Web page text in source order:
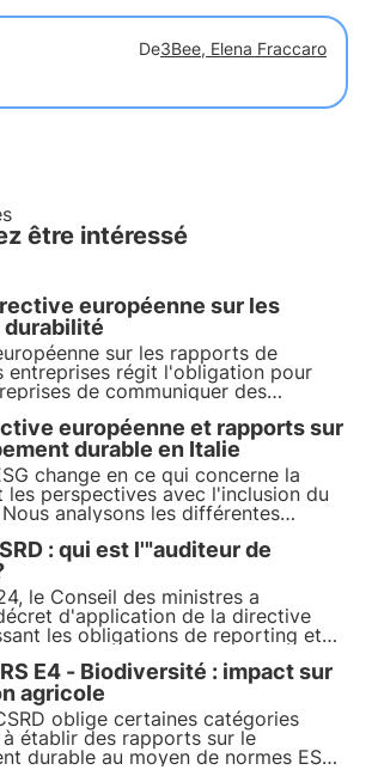
De3Bee, Elena Fraccaro
être intéressé
européenne sur les
durabilité
sur les rapports de
entreprises régit l'obligation pour
de communiquer des
financières par le biais de la
rapport de durabilité. Nous
plus près les objectifs de la directive
les entreprises doivent les
européenne et rapports sur
durable en Italie
change en ce qui concerne la
perspectives avec l'inclusion du
analysons les différentes
en Italie dans le but de prendre
sur les autres pays de l'UE
durable.
: qui est l'"auditeur de
le Conseil des ministres a
d'application de la directive
les obligations de reporting et
de développement durable"
conformité des rapports de
durable. Pour en savoir plus,
article.
E4 - Biodiversité : impact sur
agricole
oblige certaines catégories
établir des rapports sur le
durable au moyen de normes ESRS